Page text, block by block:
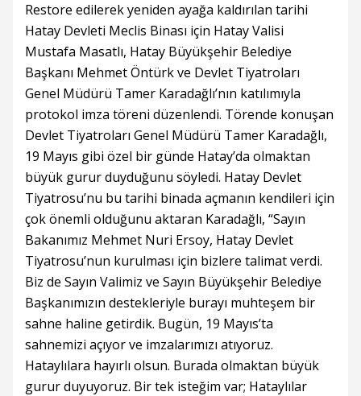
Restore edilerek yeniden ayağa kaldırılan tarihi
Hatay Devleti Meclis Binası için Hatay Valisi
Mustafa Masatlı, Hatay Büyükşehir Belediye
Başkanı Mehmet Öntürk ve Devlet Tiyatroları
Genel Müdürü Tamer Karadağlı’nın katılımıyla
protokol imza töreni düzenlendi. Törende konuşan
Devlet Tiyatroları Genel Müdürü Tamer Karadağlı,
19 Mayıs gibi özel bir günde Hatay’da olmaktan
büyük gurur duyduğunu söyledi. Hatay Devlet
Tiyatrosu’nu bu tarihi binada açmanın kendileri için
çok önemli olduğunu aktaran Karadağlı, “Sayın
Bakanımız Mehmet Nuri Ersoy, Hatay Devlet
Tiyatrosu’nun kurulması için bizlere talimat verdi.
Biz de Sayın Valimiz ve Sayın Büyükşehir Belediye
Başkanımızın destekleriyle burayı muhteşem bir
sahne haline getirdik. Bugün, 19 Mayıs’ta
sahnemizi açıyor ve imzalarımızı atıyoruz.
Hataylılara hayırlı olsun. Burada olmaktan büyük
gurur duyuyoruz. Bir tek isteğim var; Hataylılar